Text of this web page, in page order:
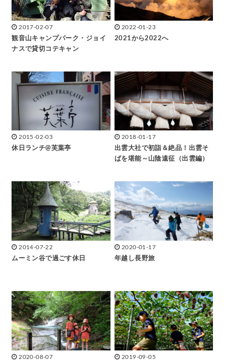
2017-02-07
観音山キャンプパーク・ジョイ
ナスで貸切コテキャン
2022-01-23
2021から2022へ
2015-02-03
休日ランチ@芙葉亭
2018-01-17
出雲大社で初詣＆絶品！出雲そ
ばを堪能～山陰遠征（出雲編）
2014-07-22
ムーミン谷で過ごす休日
2020-01-17
年越し長野旅
2020-08-07
2019-09-05